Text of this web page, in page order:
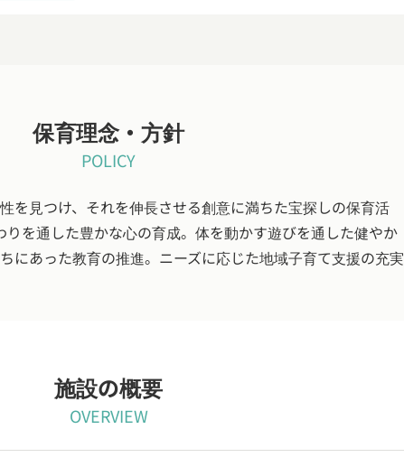
保育理念・方針
POLICY
を見つけ、それを伸長させる創意に満ちた宝探しの保育活
を通した豊かな心の育成。体を動かす遊びを通した健やか
にあった教育の推進。ニーズに応じた地域子育て支援の充実
施設の概要
OVERVIEW